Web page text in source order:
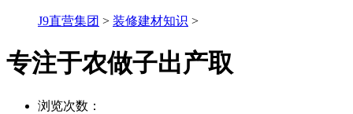
J9直营集团 > 装修建材知识 >
专注于农做子出产取
浏览次数：